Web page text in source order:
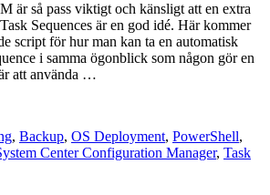
är så pass viktigt och känsligt att en extra
Sequences är en god idé. Här kommer
script för hur man kan ta en automatisk
i samma ögonblick som någon gör en
att använda …
, Backup, OS Deployment, PowerShell,
Center Configuration Manager, Task